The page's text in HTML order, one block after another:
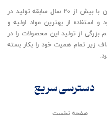
شرکت تجهیزات توانبخشی رهاورد مهر ایرانیان با بیش از 20 سال سابقه تولید در
استفاده از بهترین مواد اولیه و
از تولید این محصولات را در
زیر تمام همیت خود را بکار بسته
صفحه نخست
دسترسی سریع